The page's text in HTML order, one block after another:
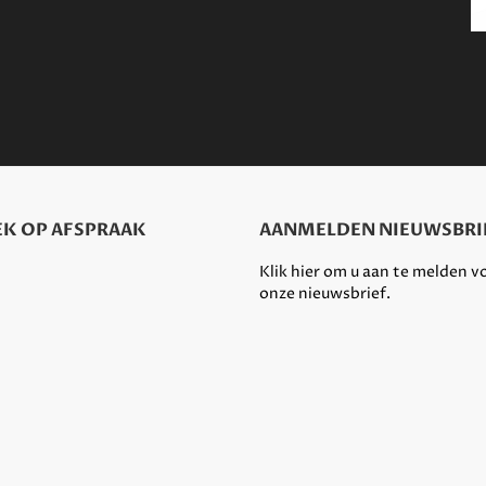
OP AFSPRAAK AANMELDEN
Klik hier om u aan te melden
onze nieuwsbrief.